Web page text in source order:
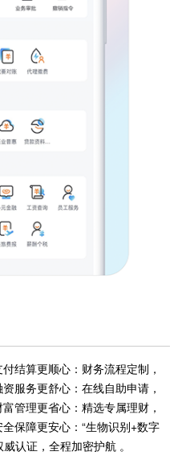
结算更顺心：财务流程定制，
服务更舒心：在线自助申请，
管理更省心：精选专属理财，
保障更安心：“生物识别+数字
认证，全程加密护航 。